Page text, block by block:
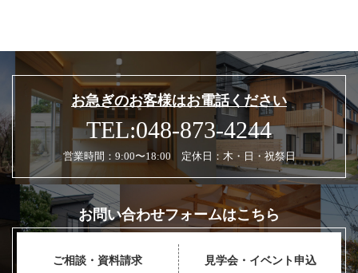
お急ぎのお客様はお電話ください
TEL:048-873-4244
営業時間：9:00〜18:00 定休日：木・日・祝祭日
お問い合わせフォームはこちら
ご相談・資料請求 見学会・イベント申込